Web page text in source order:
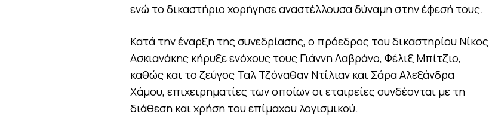
ενώ το δικαστήριο χορήγησε αναστέλλουσα δύναμη στην έφεσή τους.
Κατά την έναρξη της συνεδρίασης, ο πρόεδρος του δικαστηρίου Νίκος
Ασκιανάκης κήρυξε ενόχους τους Γιάννη Λαβράνο, Φέλιξ Μπίτζιο,
καθώς και το ζεύγος Ταλ Τζόναθαν Ντίλιαν και Σάρα Αλεξάνδρα
Χάμου, επιχειρηματίες των οποίων οι εταιρείες συνδέονται με τη
διάθεση και χρήση του επίμαχου λογισμικού.